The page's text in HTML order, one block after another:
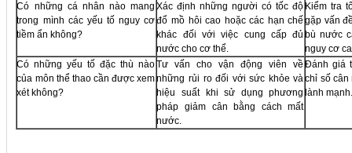
Có những cá nhân nào mang
trong mình các yếu tố nguy cơ
tiềm ẩn không?
Xác định những người có tốc độ
đổ mồ hôi cao hoặc các hạn chế
khác đối với việc cung cấp đủ
nước cho cơ thể.
Kiểm tra
gặp vấn
bù nước
nguy cơ
Có những yếu tố đặc thù nào
của môn thể thao cần được xem
xét không?
Tư vấn cho vận động viên về
những rủi ro đối với sức khỏe và
hiệu suất khi sử dụng phương
pháp giảm cân bằng cách mất
nước.
Đánh giá
chỉ số cân
lành